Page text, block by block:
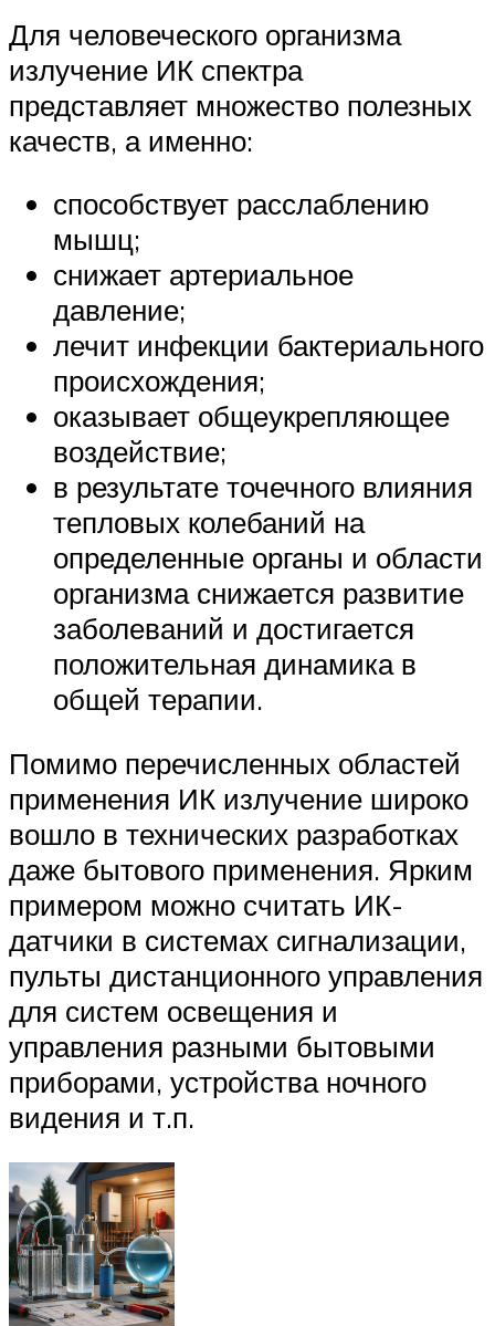
Для человеческого организма
излучение ИК спектра
представляет множество полезных
качеств, а именно:
способствует расслаблению
мышц;
снижает артериальное
давление;
лечит инфекции бактериального
происхождения;
оказывает общеукрепляющее
воздействие;
в результате точечного влияния
тепловых колебаний на
определенные органы и области
организма снижается развитие
заболеваний и достигается
положительная динамика в
общей терапии.
Помимо перечисленных областей
применения ИК излучение широко
вошло в технических разработках
даже бытового применения. Ярким
примером можно считать ИК-
датчики в системах сигнализации,
пульты дистанционного управления
для систем освещения и
управления разными бытовыми
приборами, устройства ночного
видения и т.п.